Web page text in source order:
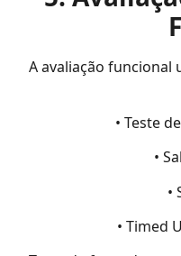
A avaliação funcional
• Teste
•
•
• Timed